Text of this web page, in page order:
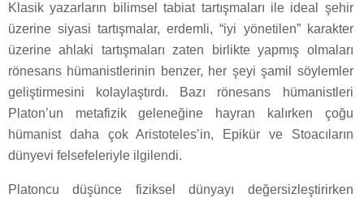
Klasik yazarların bilimsel tabiat tartışmaları ile ideal şehir
üzerine siyasi tartışmalar, erdemli, “iyi yönetilen” karakter
üzerine ahlaki tartışmaları zaten birlikte yapmış olmaları
rönesans hümanistlerinin benzer, her şeyi şamil söylemler
geliştirmesini kolaylaştırdı. Bazı rönesans hümanistleri
Platon’un metafizik geleneğine hayran kalırken çoğu
hümanist daha çok Aristoteles’in, Epikür ve Stoacıların
dünyevi felsefeleriyle ilgilendi.
Platoncu düşünce fiziksel dünyayı değersizleştirirken